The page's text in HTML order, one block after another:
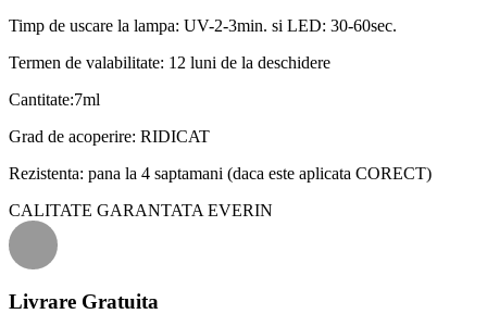
Timp de uscare la lampa: UV-2-3min. si LED: 30-60sec.
Termen de valabilitate: 12 luni de la deschidere
Cantitate:7ml
Grad de acoperire: RIDICAT
Rezistenta: pana la 4 saptamani (daca este aplicata CORECT)
CALITATE GARANTATA EVERIN
Livrare Gratuita